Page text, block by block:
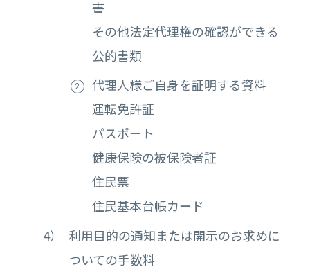
書
その他法定代理権の確認ができる
公的書類
代理人様ご自身を証明する資料
運転免許証
パスポート
健康保険の被保険者証
住民票
住民基本台帳カード
利用目的の通知または開示のお求めに
ついての手数料